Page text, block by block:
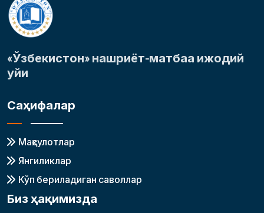
«Ўзбекистон» нашриёт-матбаа ижодий
уйи
Саҳифалар
Маҳсулотлар
Янгиликлар
Кўп бериладиган саволлар
Биз ҳақимизда